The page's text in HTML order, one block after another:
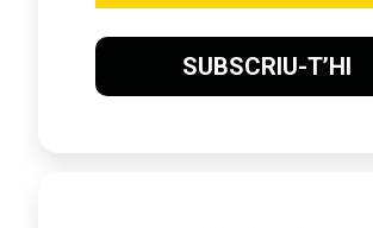
SUBSCRIU-T’HI